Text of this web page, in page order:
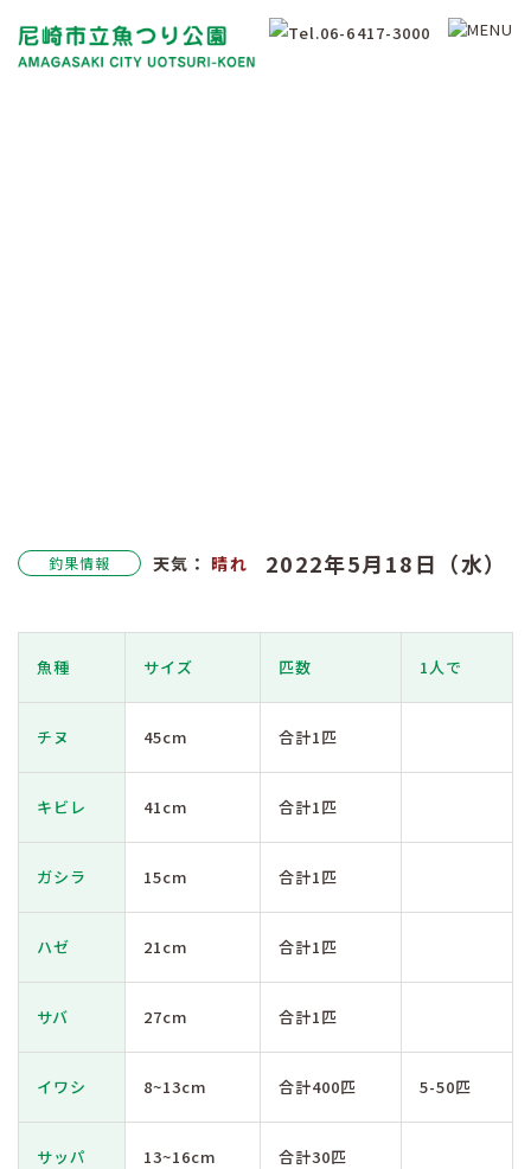
釣果情報 天気： 晴れ 2022年5月18日（水）
魚種 サイズ 匹数 1人で
チヌ 45cm 合計1匹
キビレ 41cm 合計1匹
ガシラ 15cm 合計1匹
ハゼ 21cm 合計1匹
サバ 27cm 合計1匹
イワシ 8~13cm 合計400匹 5-50匹
サッパ 13~16cm 合計30匹